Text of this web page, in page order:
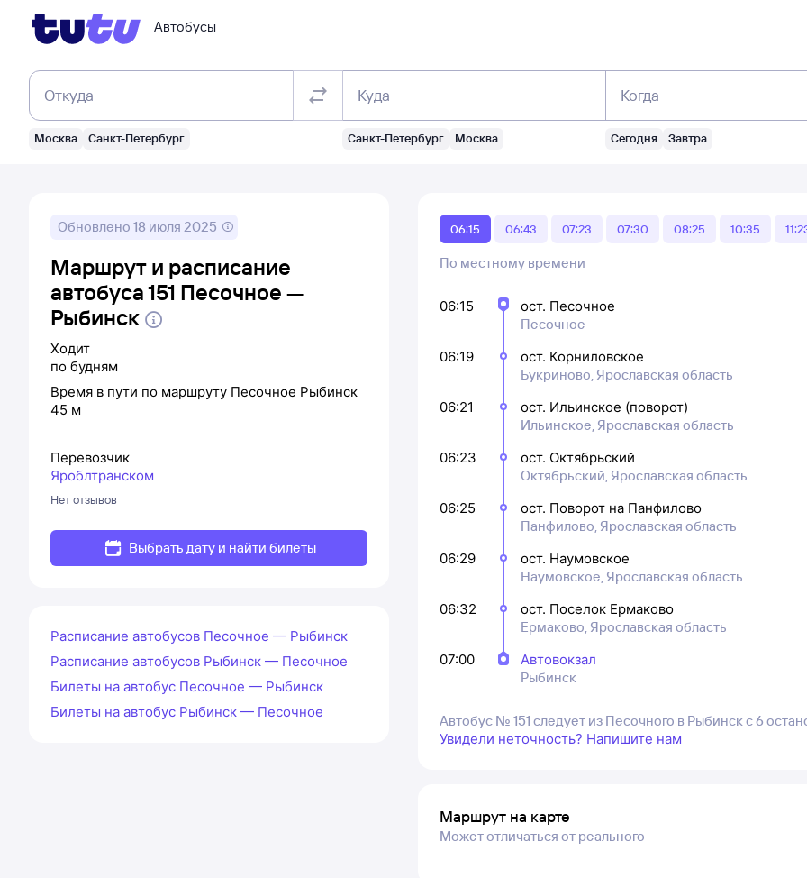
Автобусы
Откуда
Москва Санкт-Петербург
Куда
Санкт-Петербург Москва
Когда
Сегодня Завтра
Обновлено 18 июля 2025
Маршрут и расписание
автобуса 151 Песочное —
Рыбинск
Ходит
по будням
Время в пути по маршруту Песочное Рыбинск
45 м
Перевозчик
Яроблтранском
Нет отзывов
Выбрать дату и найти билеты
06:15 06:43 07:23 07:30 08:25 10:35
По местному времени
06:15
ост. Песочное
Песочное
06:19
ост. Корниловское
Букриново, Ярославская область
06:21
ост. Ильинское (поворот)
Ильинское, Ярославская область
06:23
ост. Октябрьский
Октябрьский, Ярославская область
06:25
ост. Поворот на Панфилово
Панфилово, Ярославская область
06:29
ост. Наумовское
Наумовское, Ярославская область
06:32
ост. Поселок Ермаково
Ермаково, Ярославская область
07:00
Автовокзал
Рыбинск
Автобус № 151 следует из Песочного в Рыбинск с 6
Увидели неточность? Напишите нам
Маршрут на карте
Может отличаться от реального
Расписание автобусов Песочное — Рыбинск
Расписание автобусов Рыбинск — Песочное
Билеты на автобус Песочное — Рыбинск
Билеты на автобус Рыбинск — Песочное